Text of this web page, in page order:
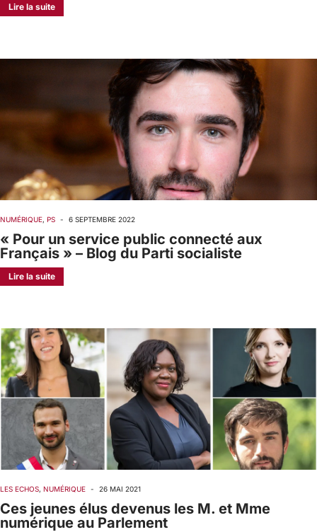
Lire la suite
NUMÉRIQUE, PS - 6 SEPTEMBRE 2022
« Pour un service public connecté aux
Français » – Blog du Parti socialiste
Lire la suite
LES ECHOS, NUMÉRIQUE - 26 MAI 2021
Ces jeunes élus devenus les M. et Mme
numérique au Parlement